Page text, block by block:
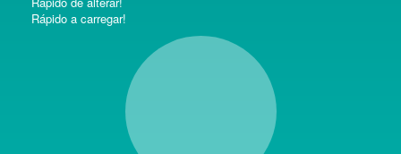
Rápido a carregar!